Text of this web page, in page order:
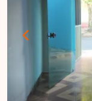
privilegiada,
potencial
uma visita e
deste imóvel